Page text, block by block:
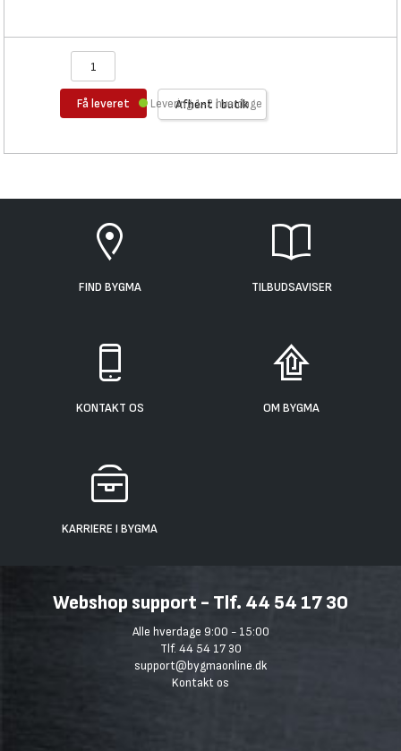
Få leveret Afhent i butik
Levering 1-2 hverdage
FIND BYGMA TILBUDSAVISER
KONTAKT OS OM BYGMA
KARRIERE I BYGMA
Webshop support - Tlf. 44 54 17 30
Alle hverdage 9:00 - 15:00
Tlf. 44 54 17 30
support@bygmaonline.dk
Kontakt os